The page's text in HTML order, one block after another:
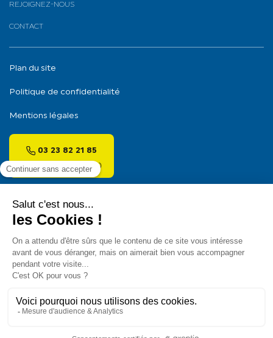
REJOIGNEZ-NOUS
CONTACT
Plan du site
Politique de confidentialité
Mentions légales
03 23 82 21 85
(coût d’un appel local)
Pour les trajets courts, privilégiez la marche ou le